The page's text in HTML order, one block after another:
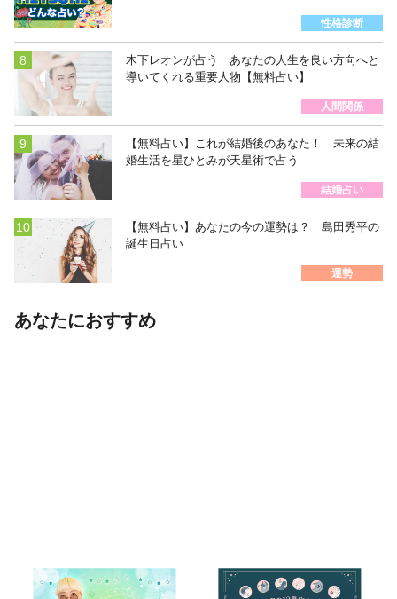
性格診断
木下レオンが占う あなたの人生を良い方向へと
導いてくれる重要人物【無料占い】
人間関係
【無料占い】これが結婚後のあなた！ 未来の結
婚生活を星ひとみが天星術で占う
結婚占い
【無料占い】あなたの今の運勢は？ 島田秀平の
誕生日占い
運勢
あなたにおすすめ